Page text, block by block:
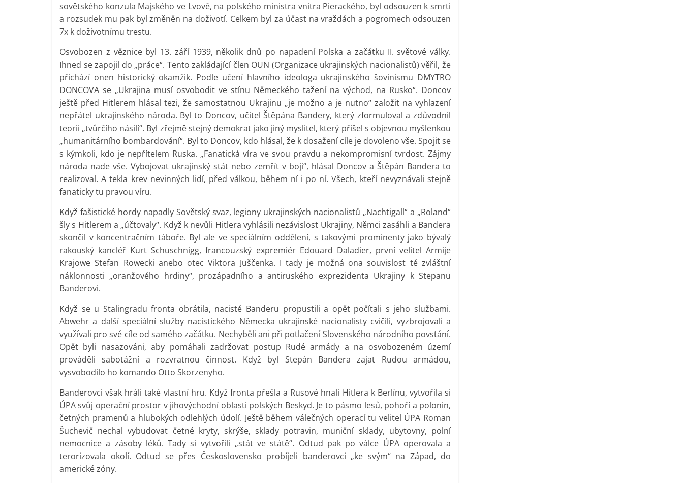
sovětského konzula Majského ve Lvově, na polského ministra vnitra Pierackého, byl odsouzen k smrti
a rozsudek mu pak byl změněn na doživotí. Celkem byl za účast na vraždách a pogromech odsouzen
7x k doživotnímu trestu.
Osvobozen z věznice byl 13. září 1939, několik dnů po napadení Polska a začátku II. světové války.
Ihned se zapojil do „práce“. Tento zakládající člen OUN (Organizace ukrajinských nacionalistů) věřil, že
přichází onen historický okamžik. Podle učení hlavního ideologa ukrajinského šovinismu DMYTRO
DONCOVA se „Ukrajina musí osvobodit ve stínu Německého tažení na východ, na Rusko“. Doncov
ještě před Hitlerem hlásal tezi, že samostatnou Ukrajinu „je možno a je nutno“ založit na vyhlazení
nepřátel ukrajinského národa. Byl to Doncov, učitel Štěpána Bandery, který zformuloval a zdůvodnil
teorii „tvůrčího násilí“. Byl zřejmě stejný demokrat jako jiný myslitel, který přišel s objevnou myšlenkou
„humanitárního bombardování“. Byl to Doncov, kdo hlásal, že k dosažení cíle je dovoleno vše. Spojit se
s kýmkoli, kdo je nepřítelem Ruska. „Fanatická víra ve svou pravdu a nekompromisní tvrdost. Zájmy
národa nade vše. Vybojovat ukrajinský stát nebo zemřít v boji“, hlásal Doncov a Štěpán Bandera to
realizoval. A tekla krev nevinných lidí, před válkou, během ní i po ní. Všech, kteří nevyznávali stejně
fanaticky tu pravou víru.
Když fašistické hordy napadly Sovětský svaz, legiony ukrajinských nacionalistů „Nachtigall“ a „Roland“
šly s Hitlerem a „účtovaly“. Když k nevůli Hitlera vyhlásili nezávislost Ukrajiny, Němci zasáhli a Bandera
skončil v koncentračním táboře. Byl ale ve speciálním oddělení, s takovými prominenty jako bývalý
rakouský kancléř Kurt Schuschnigg, francouzský expremiér Edouard Daladier, první velitel Armije
Krajowe Stefan Rowecki anebo otec Viktora Juščenka. I tady je možná ona souvislost té zvláštní
náklonnosti „oranžového hrdiny“, prozápadního a antiruského exprezidenta Ukrajiny k Stepanu
Banderovi.
Když se u Stalingradu fronta obrátila, nacisté Banderu propustili a opět počítali s jeho službami.
Abwehr a další speciální služby nacistického Německa ukrajinské nacionalisty cvičili, vyzbrojovali a
využívali pro své cíle od samého začátku. Nechyběli ani při potlačení Slovenského národního povstání.
Opět byli nasazováni, aby pomáhali zadržovat postup Rudé armády a na osvobozeném území
prováděli sabotážní a rozvratnou činnost. Když byl Stepán Bandera zajat Rudou armádou,
vysvobodilo ho komando Otto Skorzenyho.
Banderovci však hráli také vlastní hru. Když fronta přešla a Rusové hnali Hitlera k Berlínu, vytvořila si
ÚPA svůj operační prostor v jihovýchodní oblasti polských Beskyd. Je to pásmo lesů, pohoří a polonin,
četných pramenů a hlubokých odlehlých údolí. Ještě během válečných operací tu velitel ÚPA Roman
Šuchevič nechal vybudovat četné kryty, skrýše, sklady potravin, muniční sklady, ubytovny, polní
nemocnice a zásoby léků. Tady si vytvořili „stát ve státě“. Odtud pak po válce ÚPA operovala a
terorizovala okolí. Odtud se přes Československo probíjeli banderovci „ke svým“ na Západ, do
americké zóny.